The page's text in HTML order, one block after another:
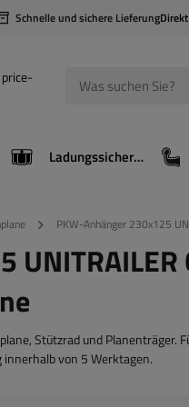
Schnelle und sichere Lieferung
Ladungssicherung
PKW-Anhänger 230x125
Stützrad und
von 5 Werktagen.